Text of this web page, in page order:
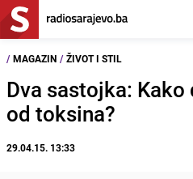
/ MAGAZIN / ŽIVOT I STIL
Dva sastojka:
od toksina?
29.04.15. 13:33